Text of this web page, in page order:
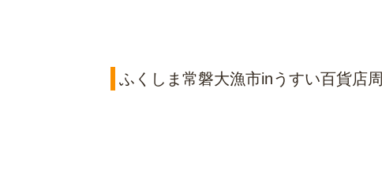
ふくしま常磐大漁市inうすい百貨店